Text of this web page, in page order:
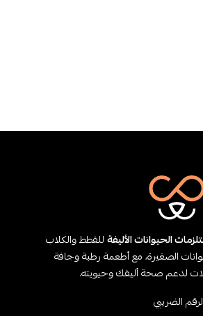
الحيوانات الأليفةللقطط والكلاب
الصغيرة، مع أطعمة رطبة وجافة
لدعم صحة أليفك وحيويته.
الضريبي